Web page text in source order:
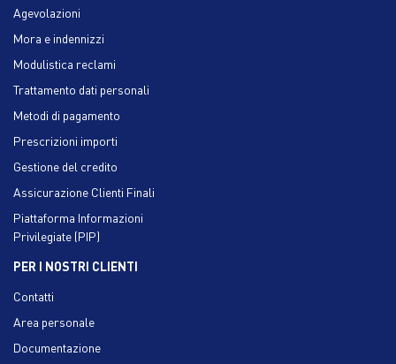
Agevolazioni
Mora e indennizzi
Modulistica reclami
Trattamento dati personali
Metodi di pagamento
Prescrizioni importi
Gestione del credito
Assicurazione Clienti Finali
Piattaforma Informazioni
Privilegiate (PIP)
PER I NOSTRI CLIENTI
Contatti
Area personale
Documentazione